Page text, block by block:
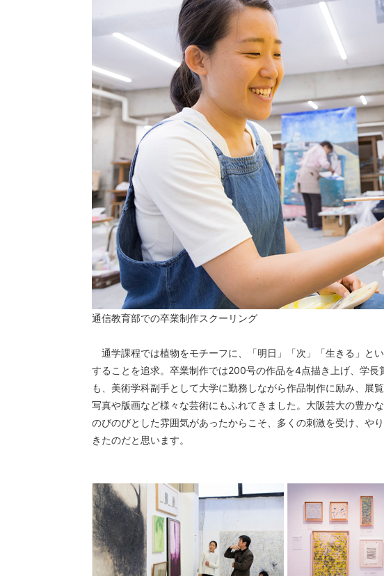
通信教育部での卒業制作スクーリング
通学課程では植物をモチーフに、「明日」「次」「生きる」と
することを追求。卒業制作では200号の作品を4点描き上げ、学
も、美術学科副手として大学に勤務しながら作品制作に励み、展
写真や版画など様々な芸術にもふれてきました。大阪芸大の豊か
のびのびとした雰囲気があったからこそ、多くの刺激を受け、や
きたのだと思います。